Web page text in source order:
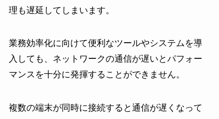
理も遅延してしまいます。
業務効率化に向けて便利なツールやシステムを導
入しても、ネットワークの通信が遅いとパフォー
マンスを十分に発揮することができません。
複数の端末が同時に接続すると通信が遅くなって